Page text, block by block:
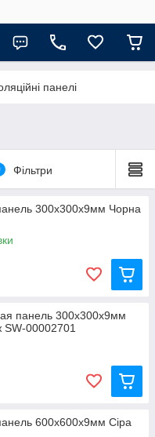
панелі
Фільтри
300х300х9мм Чорна
панель 300х300х9мм
00002701
600х600х9мм Сіра